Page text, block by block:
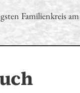
Familienkreis